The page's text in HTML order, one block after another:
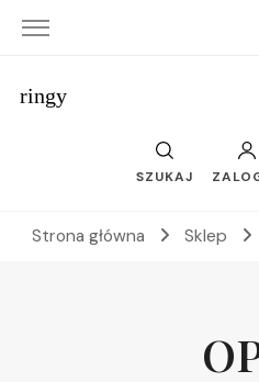
ringy
SZUKAJ
Strona główna Sklep